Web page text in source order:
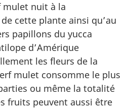
mulet nuit à la
cette plante ainsi qu’au
papillons du yucca
d’Amérique
les fleurs de la
mulet consomme le plus
ou même la totalité
fruits peuvent aussi être